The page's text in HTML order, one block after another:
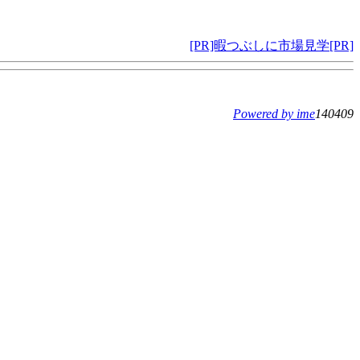
[PR]暇つぶしに市場見学[PR]
Powered by ime140409